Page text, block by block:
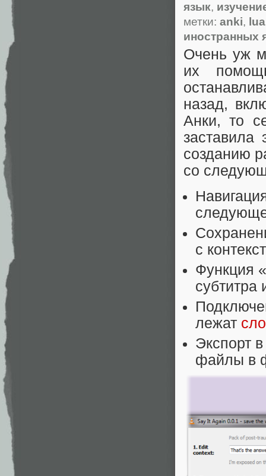
язык,
метки: anki, lua
иностранных
Очень уж
их
назад,
Анки, то
заставила
созданию
со
с
Функция
лежат
Экспорт
файлы в